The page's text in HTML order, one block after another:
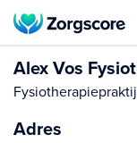
Alex Vos
Adres